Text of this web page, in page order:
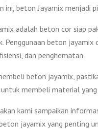
ini, beton Jayamix menjadi
adalah beton cor siap
Penggunaan beton jayamix
dan penghematan.
beton jayamix,
membeli material
kami sampaikan
jayamix yang penting